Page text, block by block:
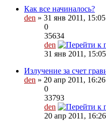
Как все начиналось?
den » 31 янв 2011,
0
35634
den
31 янв 2011, 15:05
Излучение за счет
den » 20 апр 2011,
0
33793
den
20 апр 2011, 16:26